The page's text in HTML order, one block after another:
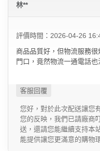
林**
評價時間：2026-04-26
商品品質好，但物流服務
門口，竟然物流一通電話
您好，對於此次配送讓您
您的反映，我們已請廠商
送，還請您能繼續支持本
能提供讓您更滿意的購物